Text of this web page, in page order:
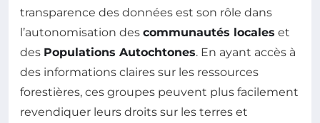
transparence des données est son rôle dans
l’autonomisation des communautés locales et
des Populations Autochtones. En ayant accès à
des informations claires sur les ressources
forestières, ces groupes peuvent plus facilement
revendiquer leurs droits sur les terres et